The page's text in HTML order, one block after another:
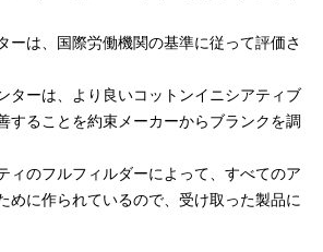
ーは、国際労働機関の基準に従って評価さ
ターは、より良いコットンイニシアティブ
することを約束メーカーからブランクを調
ィのフルフィルダーによって、すべてのア
めに作られているので、受け取った製品に